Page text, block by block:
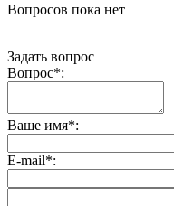
Вопросов пока нет
Задать вопрос
Вопрос*:
Ваше имя*:
E-mail*: